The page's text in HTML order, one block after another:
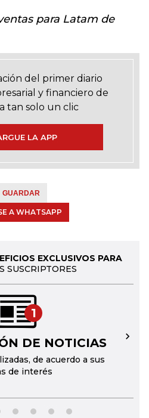
para Latam de
del primer diario
y financiero de
tan solo un clic
LA APP
GUARDAR
A WHATSAPP
EXCLUSIVOS PARA
SUSCRIPTORES
1
DE NOTICIAS
de acuerdo a sus
de interés
→